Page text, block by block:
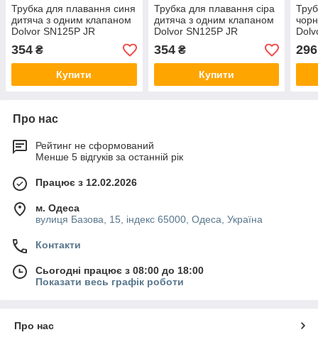
Трубка для плавання синя
дитяча з одним клапаном
Dolvor SN125P JR
354 ₴
Купити
Трубка для плавання сіра
дитяча з одним клапаном
Dolvor SN125P JR
354₴
Купити
296
Про нас
Рейтинг не сформований
Менше 5 відгуків за останній рік
Працює з 12.02.2026
м. Одеса
вулиця Базова, 15, індекс 65000, Одеса, Україна
Контакти
Сьогодні працює з 08:00 до 18:00
Показати весь графік роботи
Про нас